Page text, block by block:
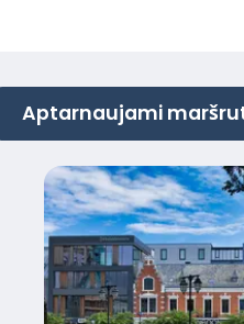
Aptarnaujami